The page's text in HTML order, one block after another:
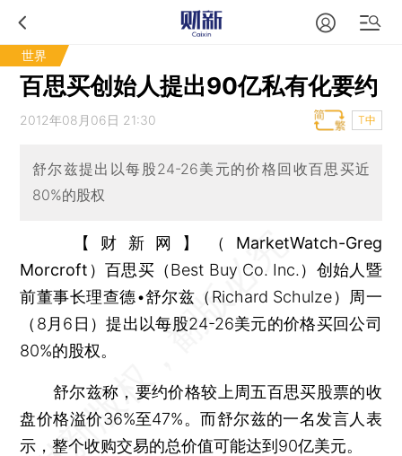
世界
百思买创始人提出90亿私有化要约
2012年08月06日 21:30 T中
舒尔兹提出以每股24-26美元的价格回收百思买近
80%的股权
【财新网】（MarketWatch-Greg
Morcroft） 百思买（Best Buy Co. Inc.）创始人暨
前董事长理查德•舒尔兹（Richard Schulze）周一
（8月6日）提出以每股24-26美元的价格买回公司
80%的股权。
舒尔兹称，要约价格较上周五百思买股票的收
盘价格溢价36%至47%。而舒尔兹的一名发言人表
示，整个收购交易的总价值可能达到90亿美元。